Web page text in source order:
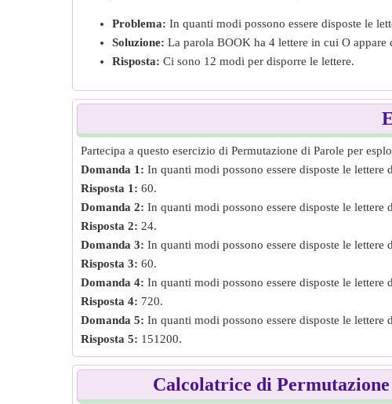
Problema: In quanti modi possono essere disposte le
Soluzione: La parola BOOK ha 4 lettere in cui O
Risposta: Ci sono 12 modi per disporre le lettere.
Partecipa a questo esercizio di Permutazione di Parole per
Domanda 1: In quanti modi possono essere disposte le lettere
Risposta 1: 60.
Domanda 2: In quanti modi possono essere disposte le lettere
Risposta 2: 24.
Domanda 3: In quanti modi possono essere disposte le
Risposta 3: 60.
Domanda 4: In quanti modi possono essere disposte le lettere
Risposta 4: 720.
Domanda 5: In quanti modi possono essere disposte le lettere
Risposta 5: 151200.
Calcolatrice di